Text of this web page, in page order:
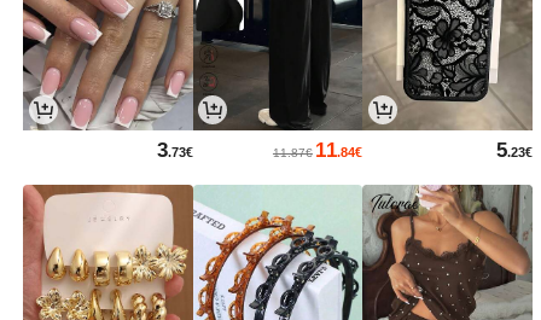
5.23€
11.84€
11.87€
3.73€